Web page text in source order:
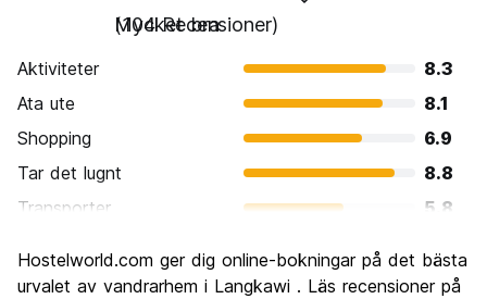
Mycket bra
(104 Recensioner)
Aktiviteter
8.3
Ata ute
8.1
Shopping
6.9
Tar det lugnt
8.8
Transporter
5.8
Kultur
6.8
Hostelworld.com ger dig online-bokningar på det bästa
urvalet av vandrarhem i Langkawi . Läs recensioner på